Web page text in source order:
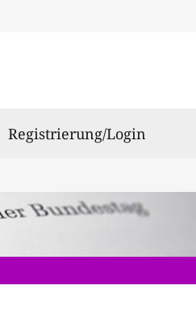
Registrierung/Login